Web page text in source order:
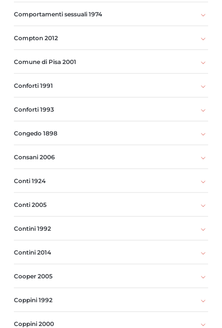
Comportamenti sessuali 1974
Compton 2012
Comune di Pisa 2001
Conforti 1991
Conforti 1993
Congedo 1898
Consani 2006
Conti 1924
Conti 2005
Contini 1992
Contini 2014
Cooper 2005
Coppini 1992
Coppini 2000